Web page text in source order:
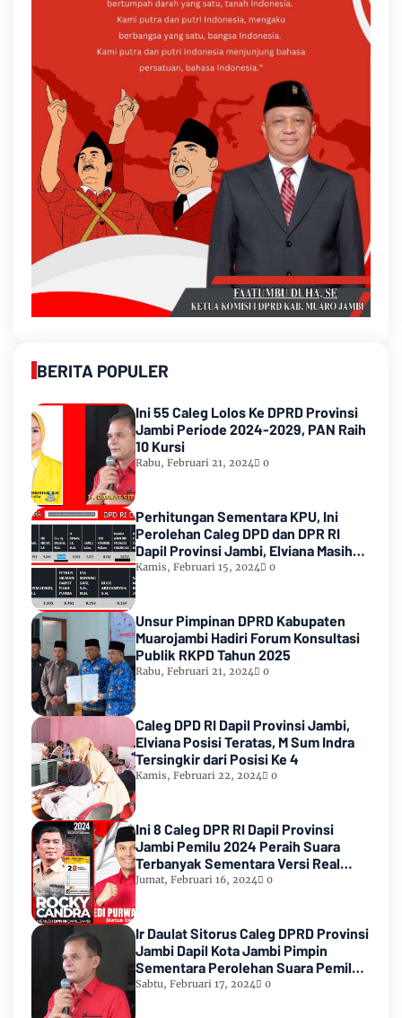
BERITA POPULER
Ini 55 Caleg Lolos Ke DPRD Provinsi
Jambi Periode 2024-2029, PAN Raih
10 Kursi
Rabu, Februari 21, 2024 0
Perhitungan Sementara KPU, Ini
Perolehan Caleg DPD dan DPR RI
Dapil Provinsi Jambi, Elviana Masih
Urutan Kedua Teratas
Kamis, Februari 15, 2024 0
Unsur Pimpinan DPRD Kabupaten
Muarojambi Hadiri Forum Konsultasi
Publik RKPD Tahun 2025
Rabu, Februari 21, 2024 0
Caleg DPD RI Dapil Provinsi Jambi,
Elviana Posisi Teratas, M Sum Indra
Tersingkir dari Posisi Ke 4
Kamis, Februari 22, 2024 0
Ini 8 Caleg DPR RI Dapil Provinsi
Jambi Pemilu 2024 Peraih Suara
Terbanyak Sementara Versi Real
Count KPU RI
Jumat, Februari 16, 2024 0
Ir Daulat Sitorus Caleg DPRD Provinsi
Jambi Dapil Kota Jambi Pimpin
Sementara Perolehan Suara Pemilu
2024
Sabtu, Februari 17, 2024 0